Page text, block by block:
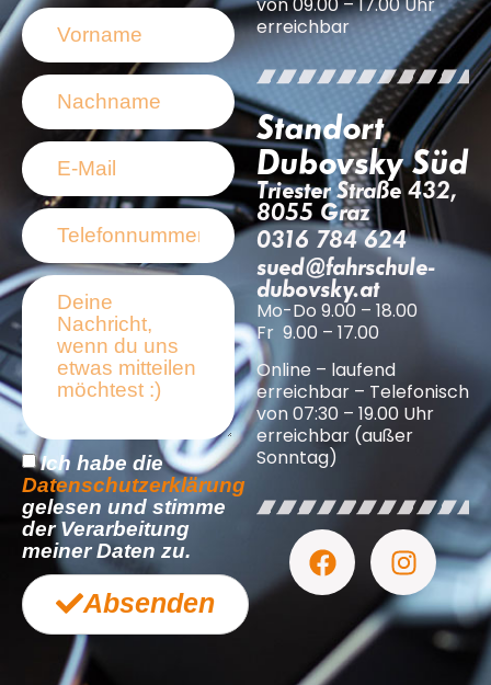
von 09.00 – 17.00 Uhr
erreichbar
Standort
Dubovsky Süd
Triester Straße 432,
8055 Graz
0316 784 624
sued@fahrschule-
dubovsky.at
Mo-Do 9.00 – 18.00
Fr 9.00 – 17.00
Online – laufend
erreichbar – Telefonisch
von 07:30 – 19.00 Uhr
erreichbar (außer
Sonntag)
Ich habe die
Datenschutzerklärung
gelesen und stimme
der Verarbeitung
meiner Daten zu.
Absenden